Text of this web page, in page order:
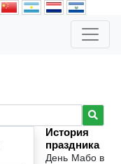
История
праздника
День Мабо в